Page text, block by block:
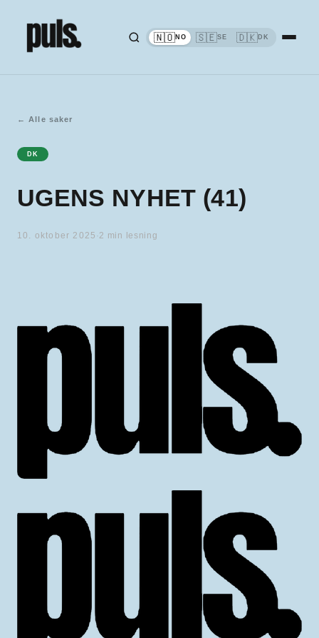
🇳🇴NO 🇸🇪SE 🇩🇰DK
← Alle saker
DK
UGENS NYHET (41)
10. oktober 2025 ·2 min lesning